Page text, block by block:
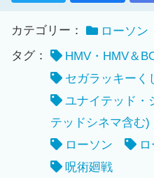
カテゴリー：
ローソン
タグ：
HMV・HMV＆
セガラッキーく
ユナイテッド・
テッドシネマ含む)
ローソン
呪術廻戦